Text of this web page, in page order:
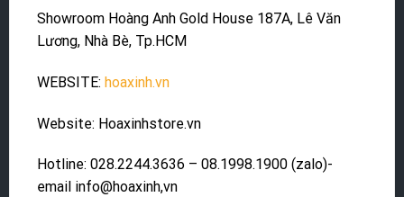
Showroom Hoàng Anh Gold House 187A, Lê Văn
Lương, Nhà Bè, Tp.HCM
WEBSITE: hoaxinh.vn
Website: Hoaxinhstore.vn
Hotline: 028.2244.3636 – 08.1998.1900 (zalo)-
email info@hoaxinh,vn